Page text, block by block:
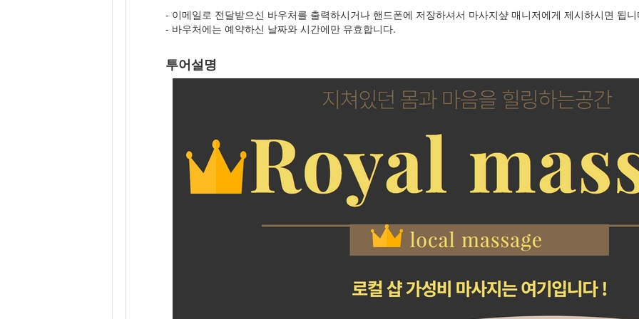
- 이메일로 전달받으신 바우처를 출력하시거나 핸드폰에 저장하셔서 마사지샾 매니저에게 제시하시면 됩
- 바우처에는 예약하신 날짜와 시간에만 유효합니다.
투어설명